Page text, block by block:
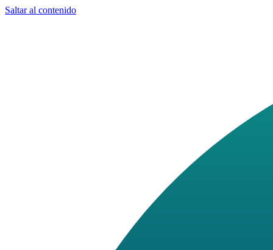
Saltar al contenido